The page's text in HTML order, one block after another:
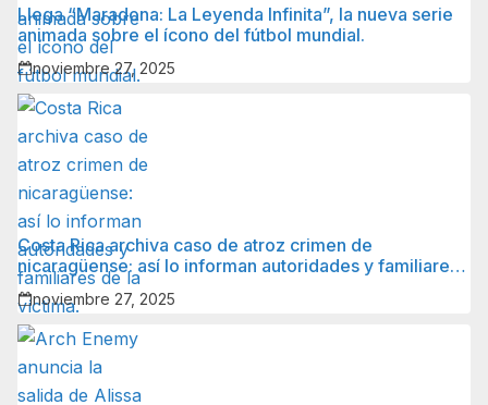
Llega “Maradona: La Leyenda Infinita”, la nueva serie
animada sobre el ícono del fútbol mundial.
noviembre 27, 2025
Costa Rica archiva caso de atroz crimen de
nicaragüense: así lo informan autoridades y familiares
de la víctima.
noviembre 27, 2025